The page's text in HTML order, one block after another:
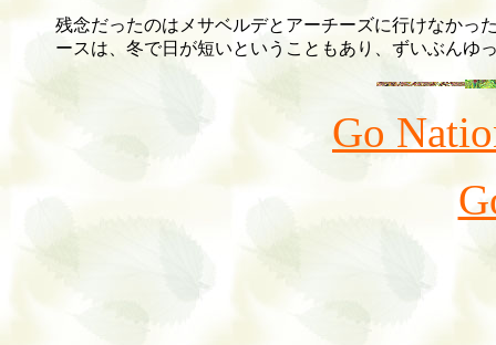
残念だったのはメサベルデとアーチーズに行けなかっ
ースは、冬で日が短いということもあり、ずいぶんゆ
Go